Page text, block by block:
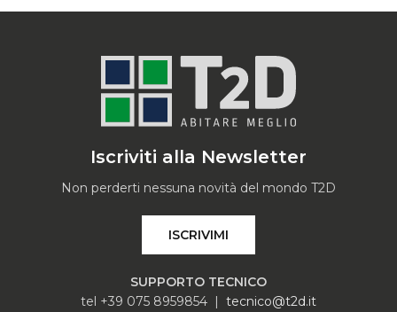
Iscriviti alla Newsletter
Non perderti nessuna novità del mondo T2D
ISCRIVIMI
SUPPORTO TECNICO
tel +39 075 8959854 | tecnico@t2d.it